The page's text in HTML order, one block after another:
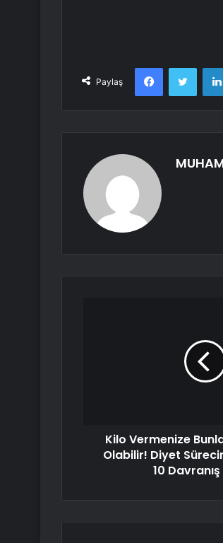
Paylaş
Facebook
Kilo Vermenize
Olabilir! Diyet
10